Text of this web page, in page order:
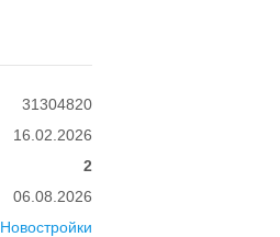
31304820
16.02.2026
2
06.08.2026
Новостройки